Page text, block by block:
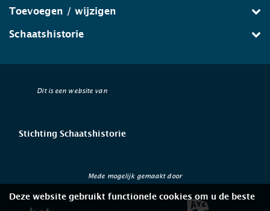
Toevoegen / wijzigen
Schaatshistorie
Dit is een website van
Stichting Schaatshistorie
Mede mogelijk gemaakt door
Deze website gebruikt functionele cookies om u de beste